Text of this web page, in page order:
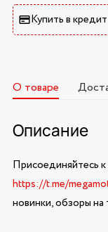
Купить в кредит
О товаре
Описание
Присоединяйтесь
https://t.me/
новинки, обзоры на